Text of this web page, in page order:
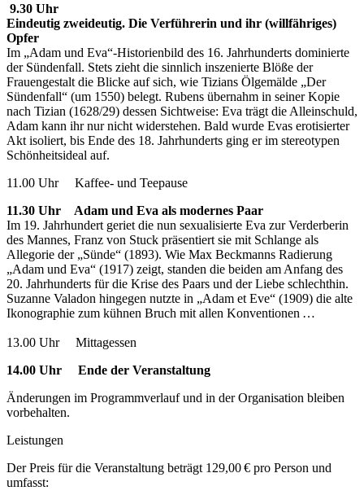
9.30 Uhr
Eindeutig zweideutig. Die Verführerin und ihr (willfähriges)
Opfer
Im „Adam und Eva“-Historienbild des 16. Jahrhunderts dominierte
der Sündenfall. Stets zieht die sinnlich inszenierte Blöße der
Frauengestalt die Blicke auf sich, wie Tizians Ölgemälde „Der
Sündenfall“ (um 1550) belegt. Rubens übernahm in seiner Kopie
nach Tizian (1628/29) dessen Sichtweise: Eva trägt die Alleinschuld,
Adam kann ihr nur nicht widerstehen. Bald wurde Evas erotisierter
Akt isoliert, bis Ende des 18. Jahrhunderts ging er im stereotypen
Schönheitsideal auf.
11.00 Uhr Kaffee- und Teepause
11.30 Uhr Adam und Eva als modernes Paar
Im 19. Jahrhundert geriet die nun sexualisierte Eva zur Verderberin
des Mannes, Franz von Stuck präsentiert sie mit Schlange als
Allegorie der „Sünde“ (1893). Wie Max Beckmanns Radierung
„Adam und Eva“ (1917) zeigt, standen die beiden am Anfang des
20. Jahrhunderts für die Krise des Paars und der Liebe schlechthin.
Suzanne Valadon hingegen nutzte in „Adam et Eve“ (1909) die alte
Ikonographie zum kühnen Bruch mit allen Konventionen …
13.00 Uhr Mittagessen
14.00 Uhr Ende der Veranstaltung
Änderungen im Programmverlauf und in der Organisation bleiben
vorbehalten.
Leistungen
Der Preis für die Veranstaltung beträgt 129,00 € pro Person und
umfasst: